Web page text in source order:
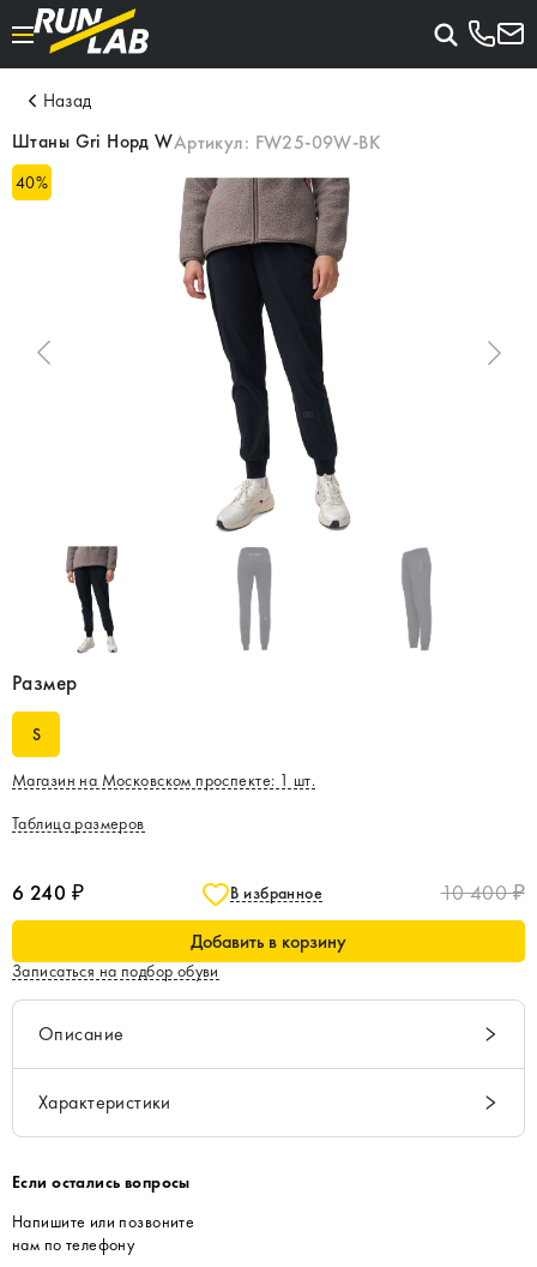
Назад
Штаны Gri Норд WАртикул: FW25-09W-BK
40%
Размер
S
Магазин на Московском проспекте: 1 шт.
Таблица размеров
6 240 ₽ В избранное 10 400 ₽
Добавить в корзину
Записаться на подбор обуви
Описание
Характеристики
Если остались вопросы
Напишите или позвоните
нам по телефону